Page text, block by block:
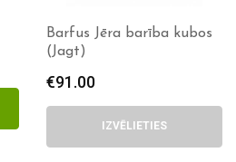
Barfus Jēra barība kubos
(Jagt)
€91.00
IZVĒLIETIES